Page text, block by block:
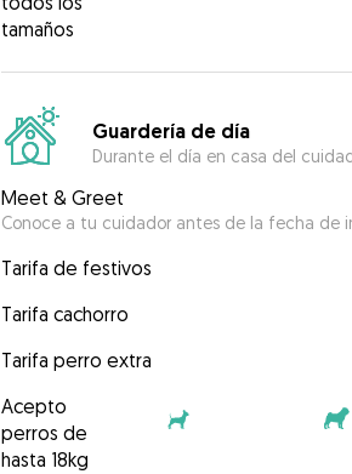
tamaños
Guardería de día
Durante el día en casa del
Meet & Greet
Conoce a tu cuidador antes de la fecha de
Tarifa de festivos
Tarifa cachorro
Tarifa perro extra
Acepto
perros de
hasta 18kg